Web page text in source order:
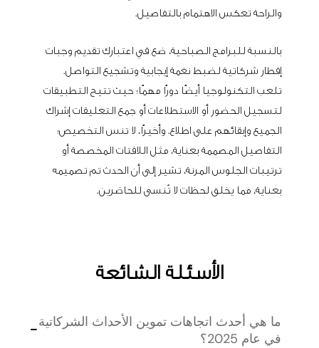
والراحة تعكس الاهتمام بالتفاصيل.
بالنسبة للبرامج الصباحية، ضع في اعتبارك تقديم وجبات
إفطار شركاتية لضبط نغمة إيجابية وتشجيع التواصل.
تلعب التكنولوجيا أيضًا دورًا مهمًا؛ حيث تتيح التطبيقات
لتسجيل الحضور أو الاستطلاعات أو جمع التعليقات إشراك
الجميع وإبقائهم على اطلاع. وأخيرًا، لا تنس التخصيص؛
التفاصيل المصممة بعناية، مثل اللافتات المخصصة أو
ترتيبات الجلوس المرنة، تشير إلى أن الحدث تم تصميمه
بعناية، مما يخلق لحظات لا تُنسى للحاضرين.
الأسئلة الشائعة
ما هي أحدث اتجاهات تموين الأحداث الشركاتية
في عام 2025؟